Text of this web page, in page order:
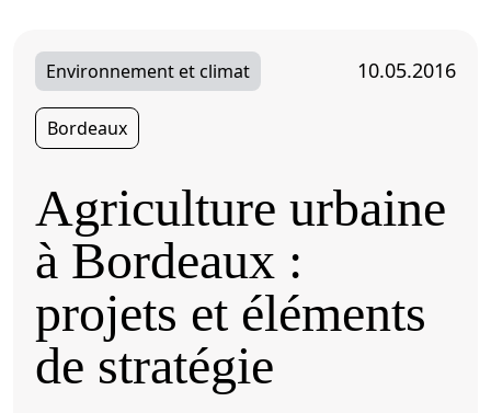
Environnement et climat 10.05.2016
Bordeaux
Agriculture urbaine
à Bordeaux :
projets et éléments
de stratégie